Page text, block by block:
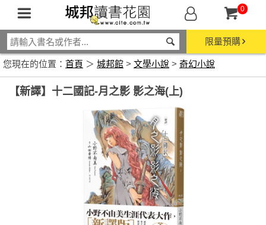
0
限量預購
您現在的位置： 首頁 ＞ 城邦館 > 文學小說 > 奇幻小說
【新譯】十二國記-月之影 影之海(上)